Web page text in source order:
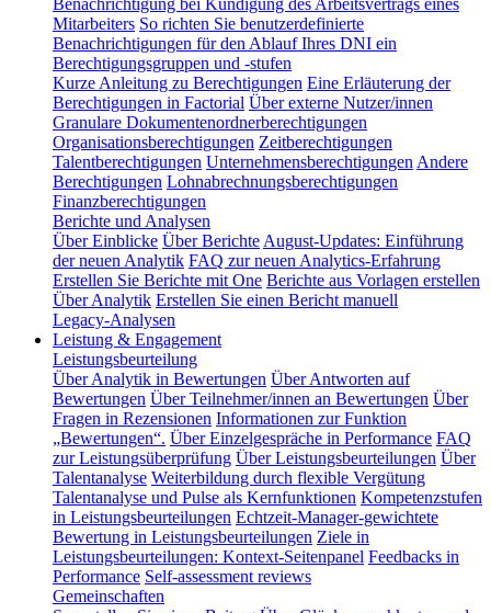
Mitarbeiters So richten Sie benutzerdefinierte
Benachrichtigungen für den Ablauf Ihres DNI ein
Berechtigungsgruppen und -stufen
Kurze Anleitung zu Berechtigungen Eine Erläuterung der
Berechtigungen in Factorial Über externe Nutzer/innen
Granulare Dokumentenordnerberechtigungen
Organisationsberechtigungen Zeitberechtigungen
Talentberechtigungen Unternehmensberechtigungen Andere
Berechtigungen Lohnabrechnungsberechtigungen
Finanzberechtigungen
Berichte und Analysen
Über Einblicke Über Berichte August-Updates: Einführung
der neuen Analytik FAQ zur neuen Analytics-Erfahrung
Erstellen Sie Berichte mit One Berichte aus Vorlagen erstellen
Über Analytik Erstellen Sie einen Bericht manuell
Legacy-Analysen
Leistung & Engagement
Leistungsbeurteilung
Über Analytik in Bewertungen Über Antworten auf
Bewertungen Über Teilnehmer/innen an Bewertungen Über
Fragen in Rezensionen Informationen zur Funktion
„Bewertungen“. Über Einzelgespräche in Performance FAQ
zur Leistungsüberprüfung Über Leistungsbeurteilungen Über
Talentanalyse Weiterbildung durch flexible Vergütung
Talentanalyse und Pulse als Kernfunktionen Kompetenzstufen
in Leistungsbeurteilungen Echtzeit-Manager-gewichtete
Bewertung in Leistungsbeurteilungen Ziele in
Leistungsbeurteilungen: Kontext-Seitenpanel Feedbacks in
Performance Self-assessment reviews
Gemeinschaften